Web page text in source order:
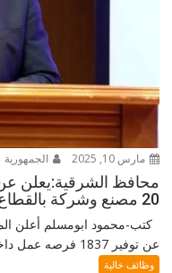
مارس 10, 2025 الجمهورية
20 مصنع وشركة بالقطاع الخاص
كتب-محمود ابومسلم أعلن
عن توفير 1837 فرصه عمل داخل 20...
وظائف خالية